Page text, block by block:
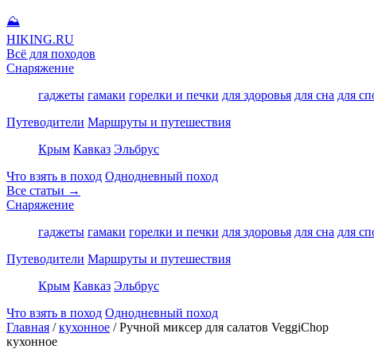
⛰
HIKING.RU
Всё для походов
Снаряжение
гаджеты гамаки горелки и печки для здоровья для сна для
Путеводители Маршруты и путешествия
Крым Кавказ Эльбрус
Что взять в поход Однодневный поход
Все статьи →
Снаряжение
гаджеты гамаки горелки и печки для здоровья для сна для
Путеводители Маршруты и путешествия
Крым Кавказ Эльбрус
Что взять в поход Однодневный поход
Главная / кухонное / Ручной миксер для салатов VeggiChop
кухонное